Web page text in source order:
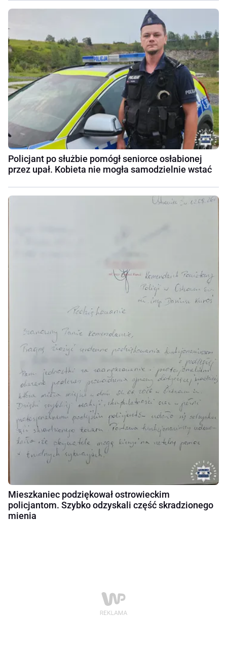
Policjant po służbie pomógł seniorce osłabionej
przez upał. Kobieta nie mogła samodzielnie wstać
Mieszkaniec podziękował ostrowieckim
policjantom. Szybko odzyskali część skradzionego
mienia